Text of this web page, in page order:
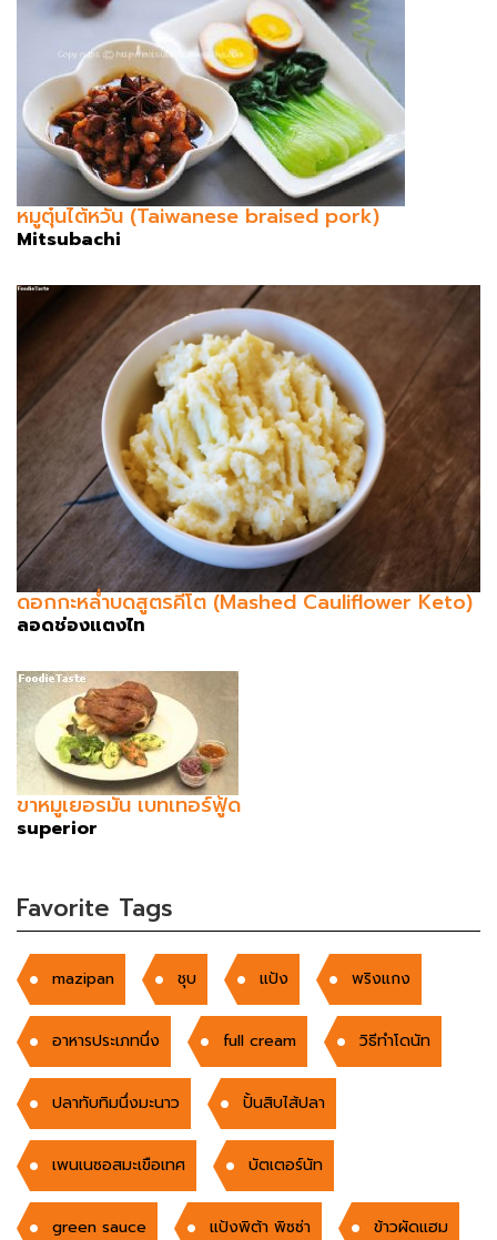
หมูตุ๋นไต้หวัน (Taiwanese braised pork)
Mitsubachi
ดอกกะหล่ำบดสูตรคีโต (Mashed Cauliflower Keto)
ลอดช่องแตงไท
ขาหมูเยอรมัน เบทเทอร์ฟู้ด
superior
Favorite Tags
mazipan ชุบ แป้ง พริงแกง
อาหารประเภทนึ่ง full cream วิธีทำโดนัท
ปลาทับทิมนึ่งมะนาว ปั้นสิบไส้ปลา
เพนเนซอสมะเขือเทศ บัตเตอร์นัท
green sauce แป้งพิต้า พิซซ่า ข้าวผัดแฮม